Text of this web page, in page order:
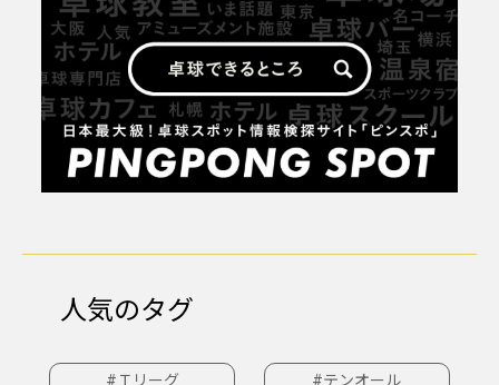
人気のタグ
#Ｔリーグ #テンオール